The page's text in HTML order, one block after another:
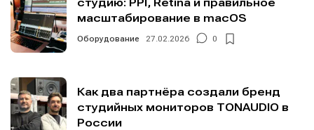
масштабирование в macOS
Оборудование 27.02.2026 0
Как два партнёра создали бренд
студийных мониторов TONAUDIO в
России